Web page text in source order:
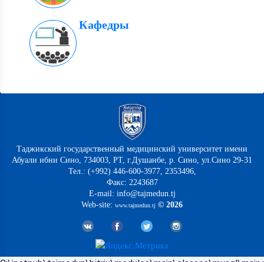
Кафедры
Таджикский государственный медицинский университет имени
Абуали ибни Сино, 734003, РТ, г.Душанбе, р. Сино, ул.Сино 29-31
Тел.: (+992) 446-600-3977, 2353496,
Факс: 2243687
E-mail: info@tajmedun.tj
Web-site: www.tajmedun.tj © 2026